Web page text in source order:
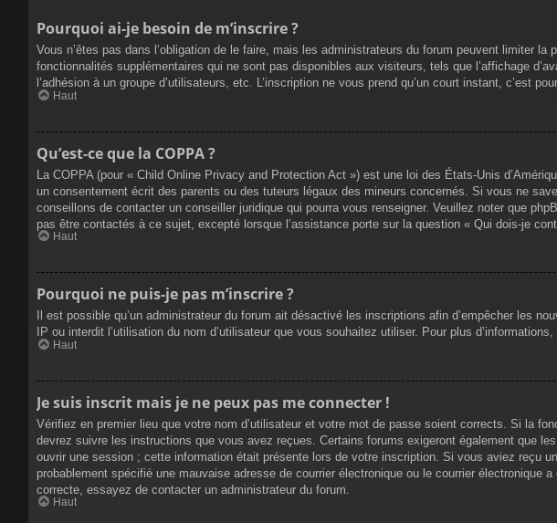
Pourquoi ai-je besoin de m’inscrire ?
Vous n’êtes pas dans l’obligation de le faire, mais les administrateurs du forum peuvent limiter
fonctionnalités supplémentaires qui ne sont pas disponibles aux visiteurs, tels que l’affichage
l’adhésion à un groupe d’utilisateurs, etc. L’inscription ne vous prend qu’un court instant, c’est
Haut
Qu’est-ce que la COPPA ?
La COPPA (pour « Child Online Privacy and Protection Act ») est une loi des États-Unis
un consentement écrit des parents ou des tuteurs légaux des mineurs concernés. Si vous ne
conseillons de contacter un conseiller juridique qui pourra vous renseigner. Veuillez noter que
pas être contactés à ce sujet, excepté lorsque l’assistance porte sur la question « Qui dois-je
Haut
Pourquoi ne puis-je pas m’inscrire ?
Il est possible qu’un administrateur du forum ait désactivé les inscriptions afin d’empêcher les
IP ou interdit l’utilisation du nom d’utilisateur que vous souhaitez utiliser. Pour plus
Haut
Je suis inscrit mais je ne peux pas me connecter !
Vérifiez en premier lieu que votre nom d’utilisateur et votre mot de passe soient corrects. Si la
devrez suivre les instructions que vous avez reçues. Certains forums exigeront également que
ouvrir une session ; cette information était présente lors de votre inscription. Si vous aviez reçu
probablement spécifié une mauvaise adresse de courrier électronique ou le courrier
correcte, essayez de contacter un administrateur du forum.
Haut